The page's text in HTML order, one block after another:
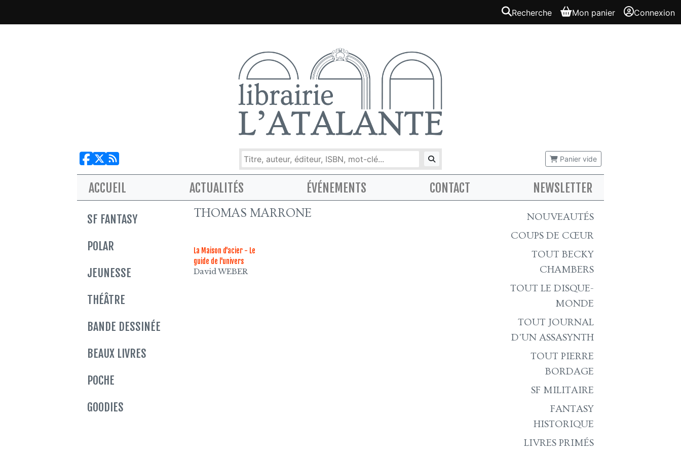
Recherche Mon panier Connexion
Panier vide
ACCUEIL ACTUALITÉS ÉVÉNEMENTS CONTACT NEWSLETTER
SF FANTASY
POLAR
JEUNESSE
THÉÂTRE
BANDE DESSINÉE
BEAUX LIVRES
POCHE
GOODIES
NOUVEAUTÉS
COUPS DE CŒUR
TOUT BECKY
CHAMBERS
TOUT LE DISQUE-
MONDE
TOUT JOURNAL
D'UN ASSASYNTH
TOUT PIERRE
BORDAGE
SF MILITAIRE
FANTASY
HISTORIQUE
LIVRES PRIMÉS
THOMAS MARRONE
La Maison d'acier - Le
guide de l'univers
David WEBER